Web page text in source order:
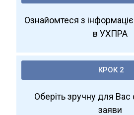
Ознайомтеся з
в УХПРА
КРОК 2
Оберіть зручну для
заяви